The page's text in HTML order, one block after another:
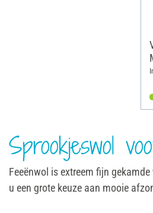
Sprookjeswol
Feeënwol is extreem fijn
u een grote keuze aan mooie